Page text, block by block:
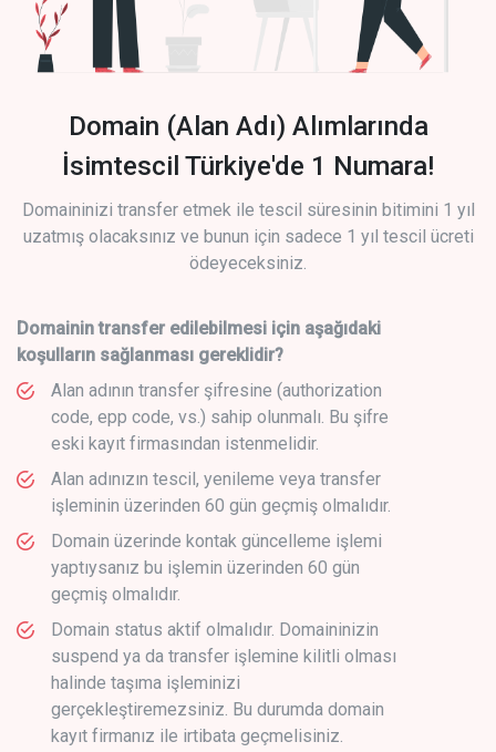
Domain (Alan Adı) Alımlarında
İsimtescil Türkiye'de 1 Numara!
Domaininizi transfer etmek ile tescil süresinin bitimini 1 yıl
uzatmış olacaksınız ve bunun için sadece 1 yıl tescil ücreti
ödeyeceksiniz.
Domainin transfer edilebilmesi için aşağıdaki
koşulların sağlanması gereklidir?
Alan adının transfer şifresine (authorization
code, epp code, vs.) sahip olunmalı. Bu şifre
eski kayıt firmasından istenmelidir.
Alan adınızın tescil, yenileme veya transfer
işleminin üzerinden 60 gün geçmiş olmalıdır.
Domain üzerinde kontak güncelleme işlemi
yaptıysanız bu işlemin üzerinden 60 gün
geçmiş olmalıdır.
Domain status aktif olmalıdır. Domaininizin
suspend ya da transfer işlemine kilitli olması
halinde taşıma işleminizi
gerçekleştiremezsiniz. Bu durumda domain
kayıt firmanız ile irtibata geçmelisiniz.